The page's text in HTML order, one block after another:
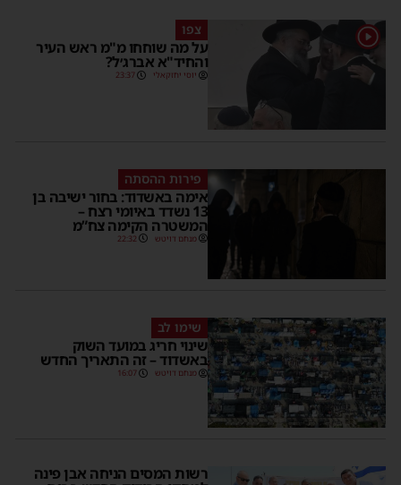
1 צפו
על מה שוחחו מ"מ ראש העיר
והחיד"א אברג׳ל?
יוסי יחזקאלי 23:37
פירות ההסתה
אימה באשדוד: בחור ישיבה בן
13 נשדד באיומי רצח –
המשטרה הקימה צח”מ
מנחם דויטש 22:32
שימו לב
שינוי חריג במועד השוק
באשדוד – זה התאריך החדש
מנחם דויטש 16:07
רשות המסים הניחה אבן פינה